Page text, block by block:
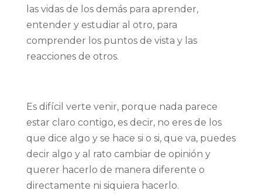
las vidas de los demás para aprender,
entender y estudiar al otro, para
comprender los puntos de vista y las
reacciones de otros.
Es difícil verte venir, porque nada parece
estar claro contigo, es decir, no eres de los
que dice algo y se hace si o si, que va, puedes
decir algo y al rato cambiar de opinión y
querer hacerlo de manera diferente o
directamente ni siquiera hacerlo.